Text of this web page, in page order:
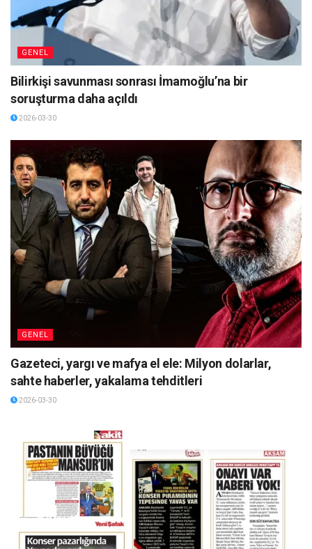
GENEL
Bilirkişi savunması sonrası İmamoğlu’na bir
soruşturma daha açıldı
2026-03-30
GENEL
Gazeteci, yargı ve mafya el ele: Milyon dolarlar,
sahte haberler, yakalama tehditleri
2026-03-30